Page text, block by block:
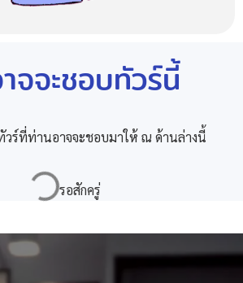
จจะชอบทัวร์นี้
วร์ที่ท่านอาจจะชอบมาให้ ณ ด้านล่างนี้